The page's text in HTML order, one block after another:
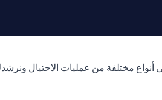
مختلفة من عمليات الاحتيال